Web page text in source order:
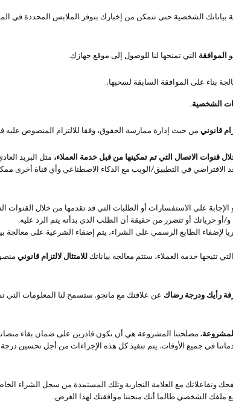
بياناتك الشخصية حتى تتمكن من إخبارك بتوفر الملابس المحددة في
الموافقة التي تمنحها لنا للوصول إلى موقع جهازك.
بناء على الموافقة السابقة لسحبها.
الشخصية.
قانوني من حيث إدارة ممارسة الحقوق، وفقا للالتزام المنصوص عليه في
قنوات الاتصال التي تم تمكينها من قبل خدمة العملاء، مثل البريد
الافتراضي في التطبيق/الويب مع الذكاء الاصطناعي وأي قناة أخرى
على الاستفسارات أو الطلبات التي قد تقدمها من خلال القنوات
أو تتضرر من حقيقة أن الطلب الذي بدأته يتم الرد عليه.
لإضفاء الطابع الرسمي على الشراء، يتم إضفاء الشرعية على معالجة
تتيحها خدمة العملاء، ستتم معالجة بياناتك للامتثال لالتزام قانوني
رأيك ودرجة رضاك عن علاقتك مع مانجو. ستسمح لنا المعلومات التي
مصلحتنا المشروعة هي أن نكون قادرين على ضمان بقاء
في جميع الأوقات. يتم تنفيذ كل هذه الإجراءات من أجل
وتفاعلاتك مع العلامة التجارية وتلك المستمدة من سجل الشراء
مع ملفك الشخصي طالما أنك منحتنا موافقتك لهذا الغرض.